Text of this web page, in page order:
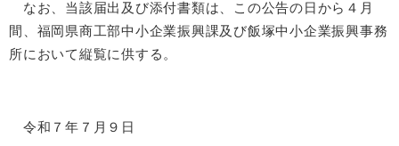
なお、当該届出及び添付書類は、この公告の日から４月
間、福岡県商工部中小企業振興課及び飯塚中小企業振興事務
所において縦覧に供する。
令和７年７月９日